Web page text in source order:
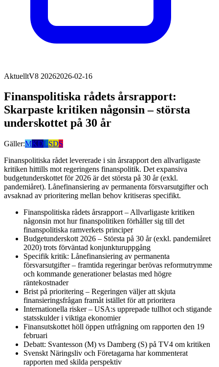
AktuelltV8 20262026-02-16
Finanspolitiska rådets årsrapport:
Skarpaste kritiken någonsin – största
underskottet på 30 år
Gäller:MKDLSDS
Finanspolitiska rådet levererade i sin årsrapport den allvarligaste
kritiken hittills mot regeringens finanspolitik. Det expansiva
budgetunderskottet för 2026 är det största på 30 år (exkl.
pandemiåret). Lånefinansiering av permanenta försvarsutgifter och
avsaknad av prioritering mellan behov kritiseras specifikt.
Finanspolitiska rådets årsrapport – Allvarligaste kritiken
någonsin mot hur finanspolitiken förhåller sig till det
finanspolitiska ramverkets principer
Budgetunderskott 2026 – Största på 30 år (exkl. pandemiåret
2020) trots förväntad konjunkturuppgång
Specifik kritik: Lånefinansiering av permanenta
försvarsutgifter – framtida regeringar berövas reformutrymme
och kommande generationer belastas med högre
räntekostnader
Brist på prioritering – Regeringen väljer att skjuta
finansieringsfrågan framåt istället för att prioritera
Internationella risker – USA:s upprepade tullhot och stigande
statsskulder i viktiga ekonomier
Finansutskottet höll öppen utfrågning om rapporten den 19
februari
Debatt: Svantesson (M) vs Damberg (S) på TV4 om kritiken
Svenskt Näringsliv och Företagarna har kommenterat
rapporten med skilda perspektiv